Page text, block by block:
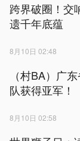
跨界破圈！交
遗千年底蕴
8月10日 02:48
（村BA）广
队获得亚军！
8月10日 02:58